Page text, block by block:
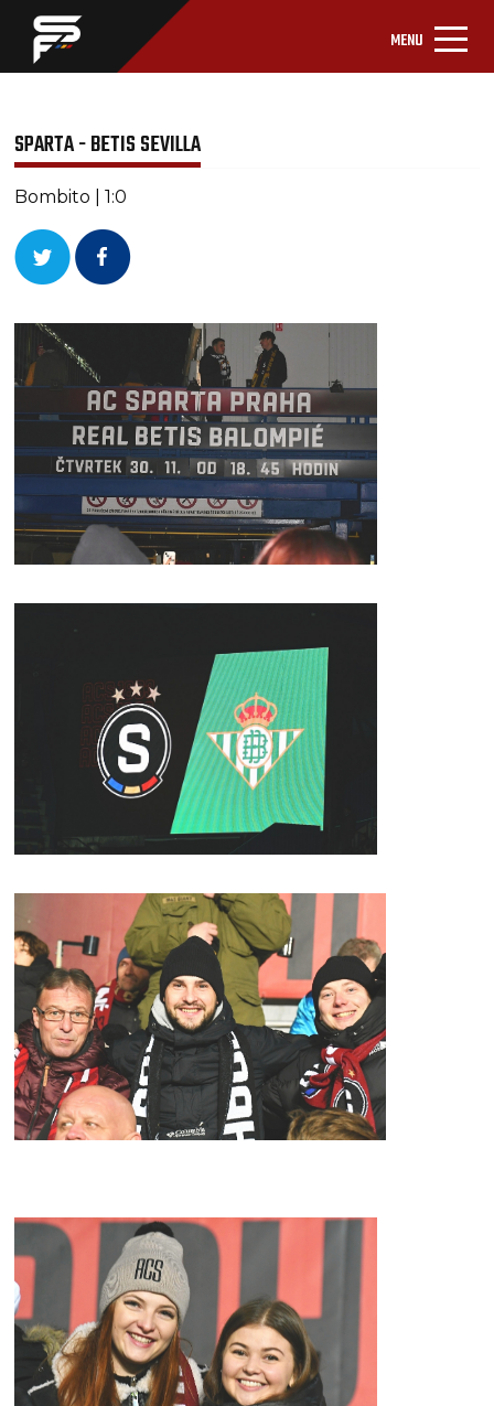
MENU
SPARTA - BETIS SEVILLA
Bombito | 1:0